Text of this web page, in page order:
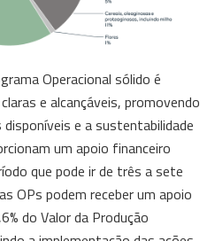
Operacional sólido é
e alcançáveis, promovendo
e a sustentabilidade
um apoio financeiro
que pode ir de três a sete
OPs podem receber um apoio
do Valor da Produção